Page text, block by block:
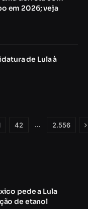
em 2026; veja
de Lula à
42 … 2.556
pede a Lula
de etanol